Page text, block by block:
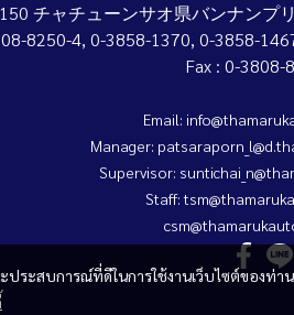
ระสบการณ์ที่ดีในการใช้งานเว็บไซต์ของท่า
チャチューンサオ県バンナンプ
8250-4, 0-3858-1370, 0-3858-
Fax : 0-3808-
Email:
Manager:
Supervisor:
Staff: